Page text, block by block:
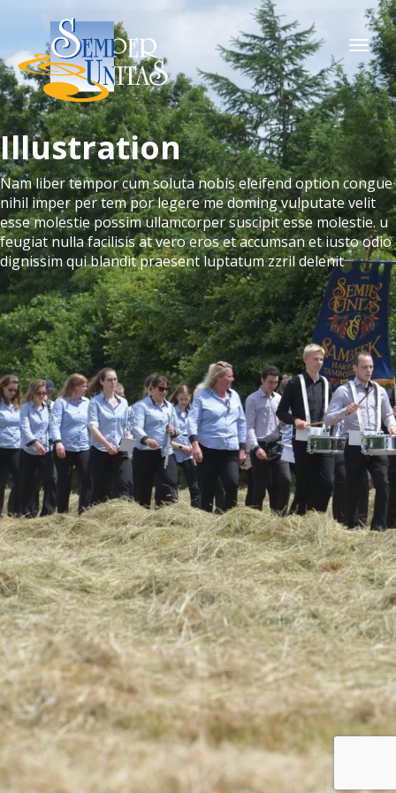
Illustration
Nam liber tempor cum soluta nobis eleifend option congue
nihil imper per tem por legere me doming vulputate velit
esse molestie possim ullamcorper suscipit esse molestie. u
feugiat nulla facilisis at vero eros et accumsan et iusto odio
dignissim qui blandit praesent luptatum zzril delenit